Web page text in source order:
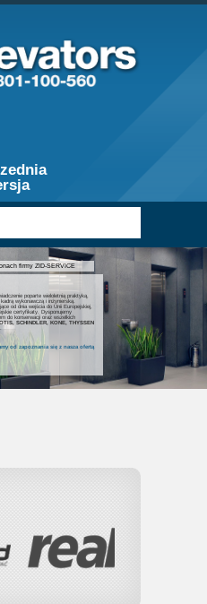
firmy ZID-SERVICE
poparte wieloletnią praktyką,
wykonawczą i inżynierską.
od dnia wejścia do Unii Europejskiej,
certyfikaty. Dysponujemy
do konserwacji oraz wszelkich
OTIS, SCHINDLER, KONE, THYSSEN
od zapoznania się z nasza ofertą